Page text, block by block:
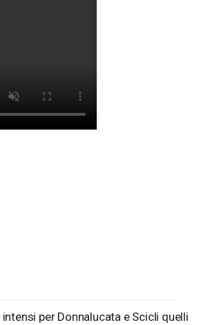
per Donnalucata e Scicli quelli